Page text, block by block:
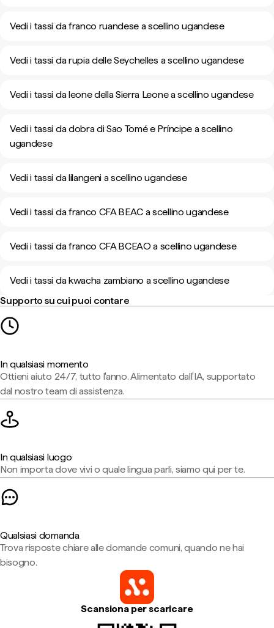
Vedi i tassi da franco ruandese a scellino ugandese
Vedi i tassi da rupia delle Seychelles a scellino ugandese
Vedi i tassi da leone della Sierra Leone a scellino ugandese
Vedi i tassi da dobra di Sao Tomé e Príncipe a scellino
ugandese
Vedi i tassi da lilangeni a scellino ugandese
Vedi i tassi da franco CFA BEAC a scellino ugandese
Vedi i tassi da franco CFA BCEAO a scellino ugandese
Vedi i tassi da kwacha zambiano a scellino ugandese
Supporto su cui puoi contare
In qualsiasi momento
Ottieni aiuto 24/7, tutto l'anno. Alimentato dall'IA, supportato
dal nostro team di assistenza.
In qualsiasi luogo
Non importa dove vivi o quale lingua parli, siamo qui per te.
Qualsiasi domanda
Trova risposte chiare alle domande comuni, quando ne hai
bisogno.
Scansiona per scaricare